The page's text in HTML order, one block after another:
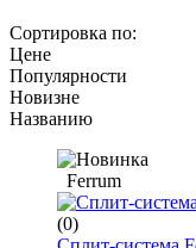
Сортировка по:
Цене
Популярности
Новизне
Названию
Ferrum
(0)